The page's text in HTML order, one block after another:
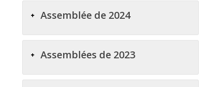
Assemblée de 2024
Assemblées de 2023